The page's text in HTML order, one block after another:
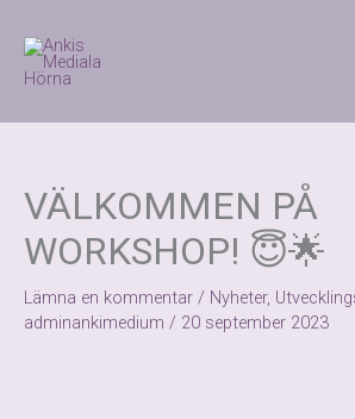
innehåll
VÄLKOMMEN PÅ
WORKSHOP! 😇🌟
Lämna en kommentar / Nyheter,
adminankimedium / 20 september 2023